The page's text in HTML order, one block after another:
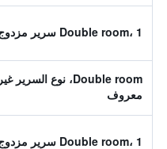
Double room، 1 سرير مزدوج
Double room، نوع السرير غير
معروف
Double room، 1 سرير مزدوج